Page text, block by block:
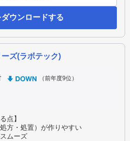
ウンロードする
ズ(ラボテック)
（前年度9位）
点】
方・処置）が作りやすい
ムーズ